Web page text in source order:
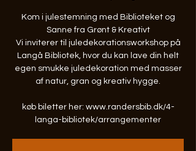
Kom i julestemning med Biblioteket og
Sanne fra Grønt & Kreativt
Vi inviterer til juledekorationsworkshop på
Langå Bibliotek, hvor du kan lave din helt
egen smukke juledekoration med masser
af natur, gran og kreativ hygge.
køb biletter her: www.randersbib.dk/4-
langa-bibliotek/arrangementer